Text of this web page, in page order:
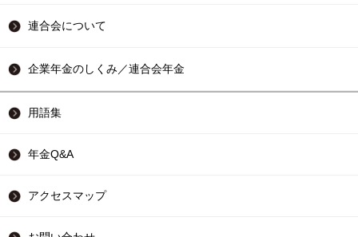
連合会について
企業年金のしくみ／連合会年金
用語集
年金Q&A
アクセスマップ